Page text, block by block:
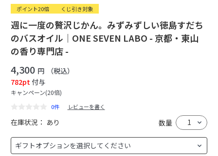
ポイント20倍 くじ引き対象
週に一度の贅沢じかん。みずみずしい徳島すだち
のバスオイル｜ONE SEVEN LABO - 京都・東山
の香り専門店 -
4,300 円
（税込）
782pt 付与
キャンペーン(20倍)
0件 レビューを書く
在庫状況： あり 数量